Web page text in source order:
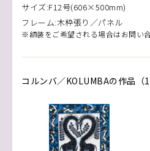
サイズ:F12号(606×500mm)
フレーム:木枠張り／パネル
※額装をご希望される場合はお問い
コルンバ／KOLUMBAの作品（